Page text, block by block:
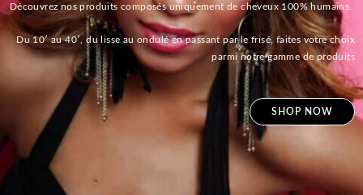
Découvrez nos produits composés uniquement de cheveux 100% humains.
Du 10′ au 40′, du lisse au ondulé en passant par le frisé, faites votre choix
parmi notre gamme de produits
SHOP NOW